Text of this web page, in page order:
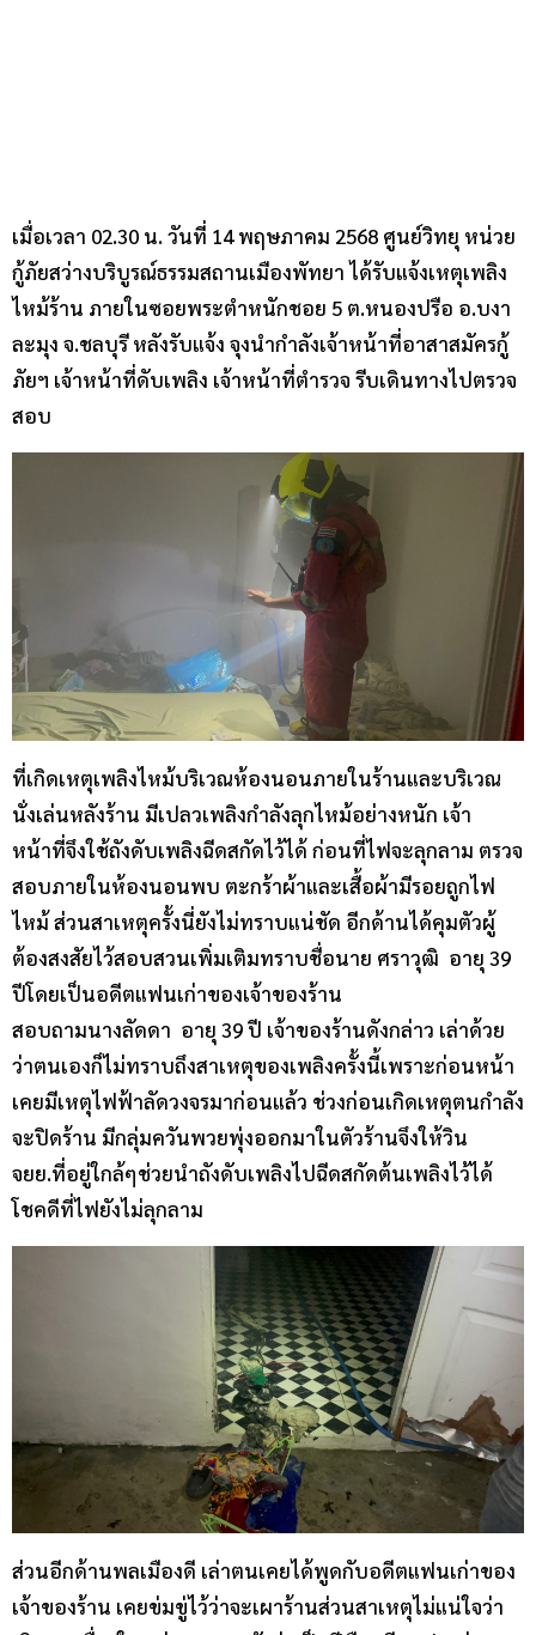
เมื่อเวลา 02.30 น. วันที่ 14 พฤษภาคม 2568 ศูนย์วิทยุ หน่วย
กู้ภัยสว่างบริบูรณ์ธรรมสถานเมืองพัทยา ได้รับแจ้งเหตุเพลิง
ไหม้ร้าน ภายในซอยพระตำหนักชอย 5 ต.หนองปรือ อ.บงา
ละมุง จ.ชลบุรี หลังรับแจ้ง จุงนำกำลังเจ้าหน้าที่อาสาสมัครกู้
ภัยฯ เจ้าหน้าที่ดับเพลิง เจ้าหน้าที่ตำรวจ รีบเดินทางไปตรวจ
สอบ
ที่เกิดเหตุเพลิงไหม้บริเวณห้องนอนภายในร้านและบริเวณ
นั่งเล่นหลังร้าน มีเปลวเพลิงกำลังลุกไหม้อย่างหนัก เจ้า
หน้าที่จึงใช้ถังดับเพลิงฉีดสกัดไว้ได้ ก่อนที่ไฟจะลุกลาม ตรวจ
สอบภายในห้องนอนพบ ตะกร้าผ้าและเสื้อผ้ามีรอยถูกไฟ
ไหม้ ส่วนสาเหตุครั้งนี่ยังไม่ทราบแน่ชัด อีกด้านได้คุมตัวผู้
ต้องสงสัยไว้สอบสวนเพิ่มเติมทราบชื่อนาย ศราวุฒิ อายุ 39
ปีโดยเป็นอดีตแฟนเก่าของเจ้าของร้าน
สอบถามนางลัดดา อายุ 39 ปี เจ้าของร้านดังกล่าว เล่าด้วย
ว่าตนเองก็ไม่ทราบถึงสาเหตุของเพลิงครั้งนี้เพราะก่อนหน้า
เคยมีเหตุไฟฟ้าลัดวงจรมาก่อนแล้ว ช่วงก่อนเกิดเหตุตนกำลัง
จะปิดร้าน มีกลุ่มควันพวยพุ่งออกมาในตัวร้านจึงให้วิน
จยย.ที่อยู่ใกล้ๆช่วยนำถังดับเพลิงไปฉีดสกัดต้นเพลิงไว้ได้
โชคดีที่ไฟยังไม่ลุกลาม
ส่วนอีกด้านพลเมืองดี เล่าตนเคยได้พูดกับอดีตแฟนเก่าของ
เจ้าของร้าน เคยข่มขู่ไว้ว่าจะเผาร้านส่วนสาเหตุไม่แน่ใจว่า